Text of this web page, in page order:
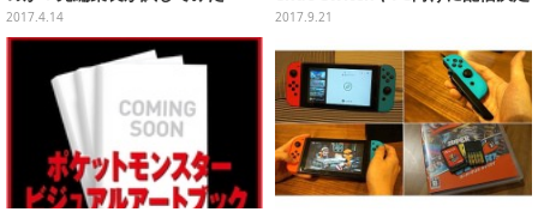
2017.4.14 2017.9.21